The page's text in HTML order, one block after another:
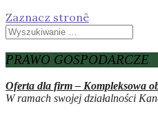
Zaznacz stronê
PRAWO GOSPODARCZE
Oferta dla firm – Kompleksowa
W ramach swojej działalności